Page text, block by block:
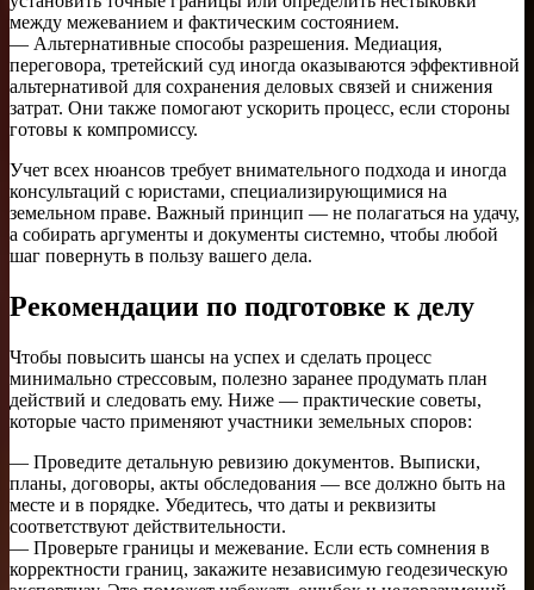
между межеванием и фактическим состоянием.
— Альтернативные способы разрешения. Медиация,
переговора, третейский суд иногда оказываются эффективной
альтернативой для сохранения деловых связей и снижения
затрат. Они также помогают ускорить процесс, если стороны
готовы к компромиссу.
Учет всех нюансов требует внимательного подхода и иногда
консультаций с юристами, специализирующимися на
земельном праве. Важный принцип — не полагаться на удачу,
а собирать аргументы и документы системно, чтобы любой
шаг повернуть в пользу вашего дела.
Рекомендации по подготовке к делу
Чтобы повысить шансы на успех и сделать процесс
минимально стрессовым, полезно заранее продумать план
действий и следовать ему. Ниже — практические советы,
которые часто применяют участники земельных споров:
— Проведите детальную ревизию документов. Выписки,
планы, договоры, акты обследования — все должно быть на
месте и в порядке. Убедитесь, что даты и реквизиты
соответствуют действительности.
— Проверьте границы и межевание. Если есть сомнения в
корректности границ, закажите независимую геодезическую